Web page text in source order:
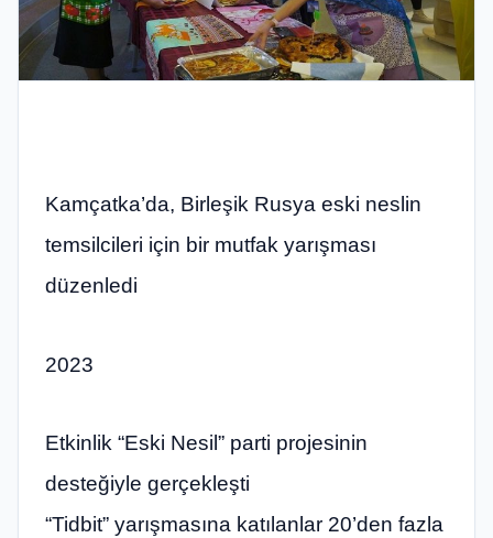
Kamçatka’da, Birleşik Rusya eski neslin
temsilcileri için bir mutfak yarışması
düzenledi
2023
Etkinlik “Eski Nesil” parti projesinin
desteğiyle gerçekleşti
“Tidbit” yarışmasına katılanlar 20’den fazla